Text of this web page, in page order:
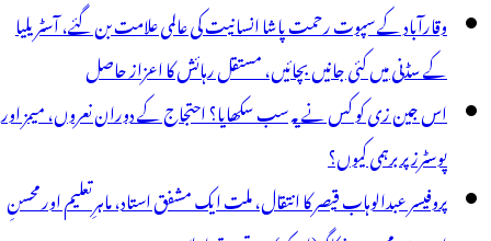
جائزہ
وزیرتعلیم
وقارآباد کے سپوت رحمت پاشا انسانیت کی عالمی علامت بن گئے، آسٹریلیا
کے سڈنی میں کئی جانیں بچائیں، مستقل رہائش کا اعزاز حاصل
اس جین زی کو کس نے یہ سب سکھایا؟ احتجاج کے دوران نعروں، میمز اور
پوسٹرز پر برہمی کیوں؟
پروفیسر عبدالوہاب قیصر کا انتقال، ملت ایک مشفق استاد، ماہرِتعلیم اور محسنِ